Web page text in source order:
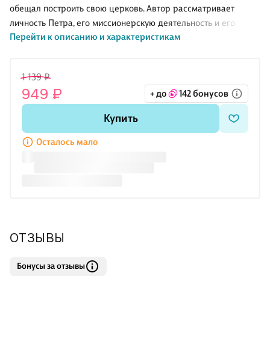
обещал построить свою церковь. Автор рассматривает
личность Петра, его миссионерскую деятельность и его
богословие. Особое внимание уделено уникальной роли
между ним и другим важнейшим деятелем ранней церкви,
апостолом Павлом. Помимо этого, автор подробно
анализирует сохранившиеся сведения о семье Петра и
семьях других апостолов.
Перейти к описанию и характеристикам
1 139 ₽
949 ₽ + до 142 бонусов
Купить
Осталось мало
ОТЗЫВЫ
Бонусы за отзывы